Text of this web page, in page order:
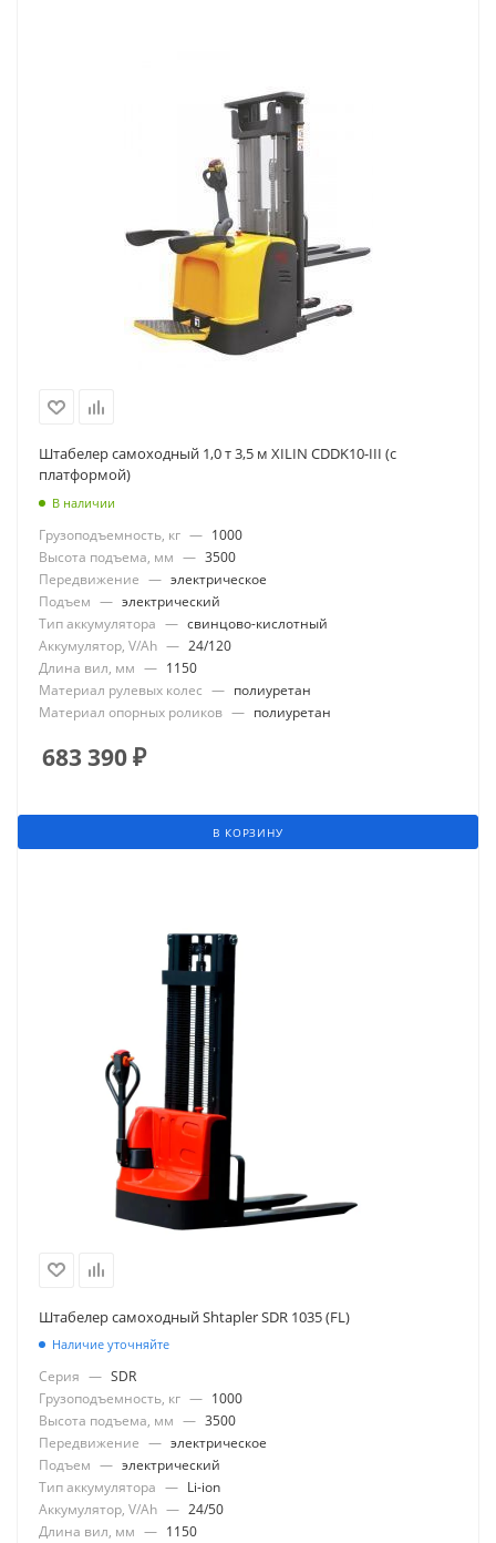
Штабелер самоходный 1,0 т 3,5 м XILIN CDDK10-III (с
платформой)
В наличии
Грузоподъемность, кг — 1000
Высота подъема, мм — 3500
Передвижение — электрическое
Подъем — электрический
Тип аккумулятора — свинцово-кислотный
Аккумулятор, V/Ah — 24/120
Длина вил, мм — 1150
Материал рулевых колес — полиуретан
Материал опорных роликов — полиуретан
683 390₽
В КОРЗИНУ
Штабелер самоходный Shtapler SDR 1035 (FL)
Наличие уточняйте
Серия — SDR
Грузоподъемность, кг — 1000
Высота подъема, мм — 3500
Передвижение — электрическое
Подъем — электрический
Тип аккумулятора — Li-ion
Аккумулятор, V/Ah — 24/50
Длина вил, мм — 1150